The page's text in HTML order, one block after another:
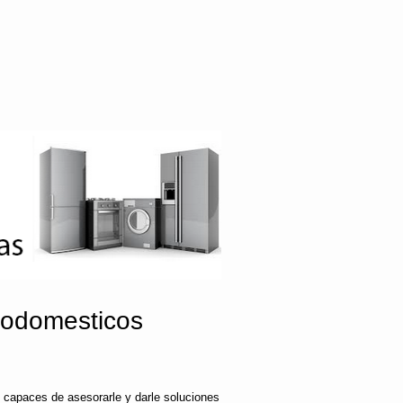
de asesorarle y darle soluciones